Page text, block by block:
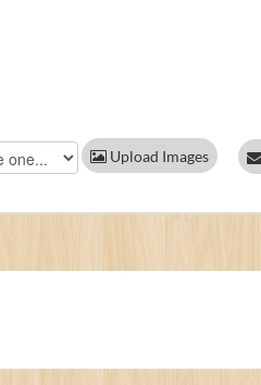
Upload Images